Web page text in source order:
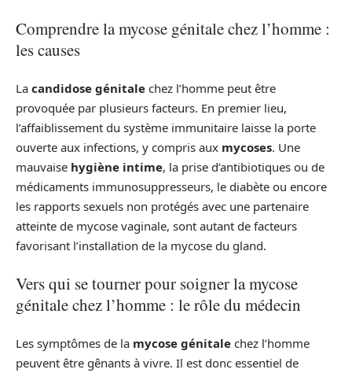
Comprendre la mycose génitale chez l’homme :
les causes
La candidose génitale chez l’homme peut être
provoquée par plusieurs facteurs. En premier lieu,
l’affaiblissement du système immunitaire laisse la porte
ouverte aux infections, y compris aux mycoses. Une
mauvaise hygiène intime, la prise d’antibiotiques ou de
médicaments immunosuppresseurs, le diabète ou encore
les rapports sexuels non protégés avec une partenaire
atteinte de mycose vaginale, sont autant de facteurs
favorisant l’installation de la mycose du gland.
Vers qui se tourner pour soigner la mycose
génitale chez l’homme : le rôle du médecin
Les symptômes de la mycose génitale chez l’homme
peuvent être gênants à vivre. Il est donc essentiel de